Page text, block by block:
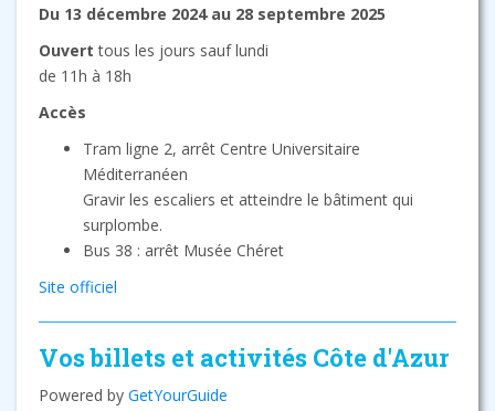
Du 13 décembre 2024 au 28 septembre 2025
Ouvert tous les jours sauf lundi
de 11h à 18h
Accès
Tram ligne 2, arrêt Centre Universitaire
Méditerranéen
Gravir les escaliers et atteindre le bâtiment qui
surplombe.
Bus 38 : arrêt Musée Chéret
Site officiel
Vos billets et activités Côte d'Azur
Powered by GetYourGuide